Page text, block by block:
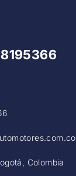
8195366
Colombia